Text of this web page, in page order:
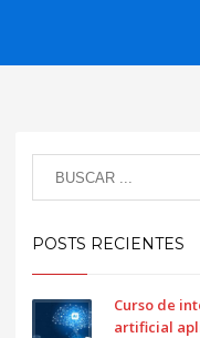
POSTS RECIENTES
Curso de
artificial